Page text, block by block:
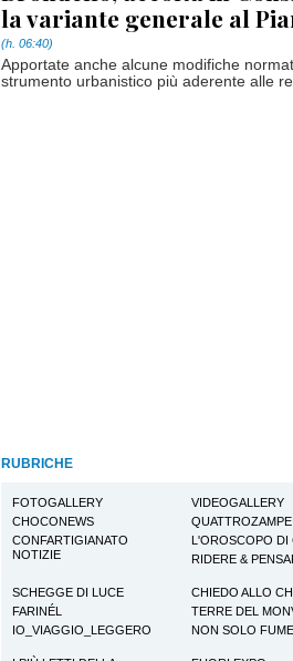
la variante generale al
(h. 06:40)
Apportate anche alcune modifiche
strumento urbanistico più aderente alle
RUBRICHE
FOTOGALLERY VIDEOGALLERY
CHOCONEWS
QUATTROZAMPE
CONFARTIGIANATO
NOTIZIE
L'OROSCOPO DI
RIDERE &
SCHEGGE DI LUCE
CHIEDO ALLO
FARINÉL
TERRE DEL
IO_VIAGGIO_LEGGERO
NON SOLO